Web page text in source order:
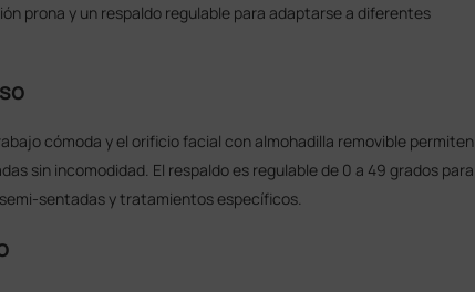
prona y un respaldo regulable para adaptarse a diferentes
cómoda y el orificio facial con almohadilla removible permiten
sin incomodidad. El respaldo es regulable de 0 a 49 grados para
sentadas y tratamientos específicos.